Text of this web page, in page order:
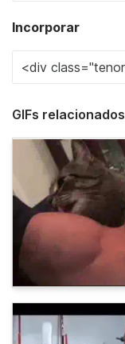
Incorporar
GIFs relacionados